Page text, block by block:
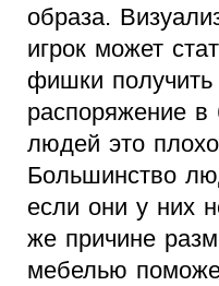
образа.
игрок может
фишки получить
распоряжение
людей это
Большинство
если они у них
же причине
мебелью